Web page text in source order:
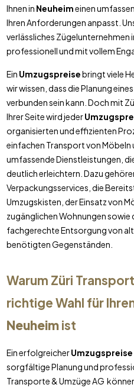
Ihnen in Neuheimeinen
Ihren Anforderungen anpasst.
verlässliches Zügelunternehmen
professionell und mit vollem
Ein Umzugspreisebringt viele
wir wissen, dass die Planung eines
verbunden sein kann. Doch mit
Ihrer Seite wird jeder
organisierten und effizienten
einfachen Transport von Möbeln
umfassende Dienstleistungen,
deutlich erleichtern. Dazu
Verpackungsservices, die
Umzugskisten, der Einsatz von
zugänglichen Wohnungen sowie
fachgerechte Entsorgung von
benötigten Gegenständen.
Warum Züri
richtige Wahl für
Neuheimist
Ein erfolgreicherUmzugspreise
sorgfältige Planung und
Transporte & Umzüge AG